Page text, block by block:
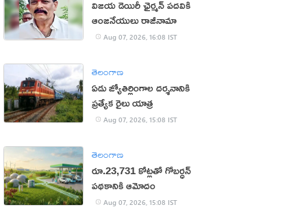
విజయ డెయిరీ ఛైర్మన్ పదవికి
ఆంజనేయులు రాజీనామా
Aug 07, 2026, 16:08 IST
తెలంగాణ
ఏడు జ్యోతిర్లింగాల దర్శనానికి
ప్రత్యేక రైలు యాత్ర
Aug 07, 2026, 15:08 IST
తెలంగాణ
రూ.23,731 కోట్లతో గోబర్ధన్
పథకానికి ఆమోదం
Aug 07, 2026, 15:08 IST